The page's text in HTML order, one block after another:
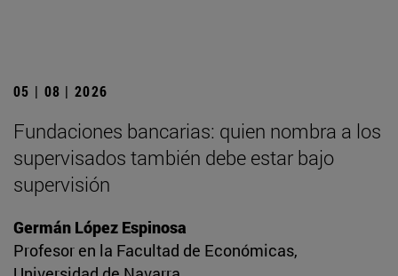
05 | 08 | 2026
Fundaciones bancarias: quien nombra a los
supervisados también debe estar bajo
supervisión
Germán López Espinosa
Profesor en la Facultad de Económicas,